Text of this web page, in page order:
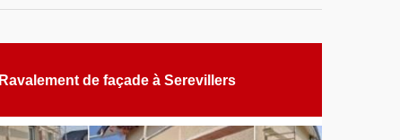
Ravalement de façade à Serevillers